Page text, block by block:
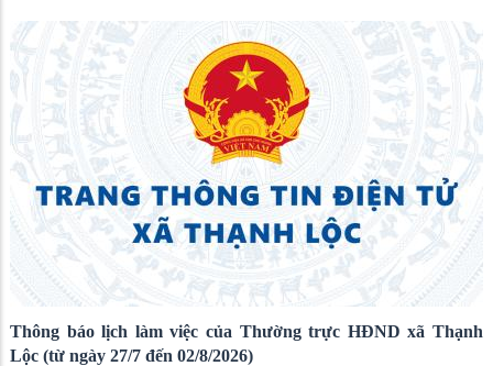
Thông báo lịch làm việc của Thường trực HĐND xã Thạnh
Lộc (từ ngày 27/7 đến 02/8/2026)